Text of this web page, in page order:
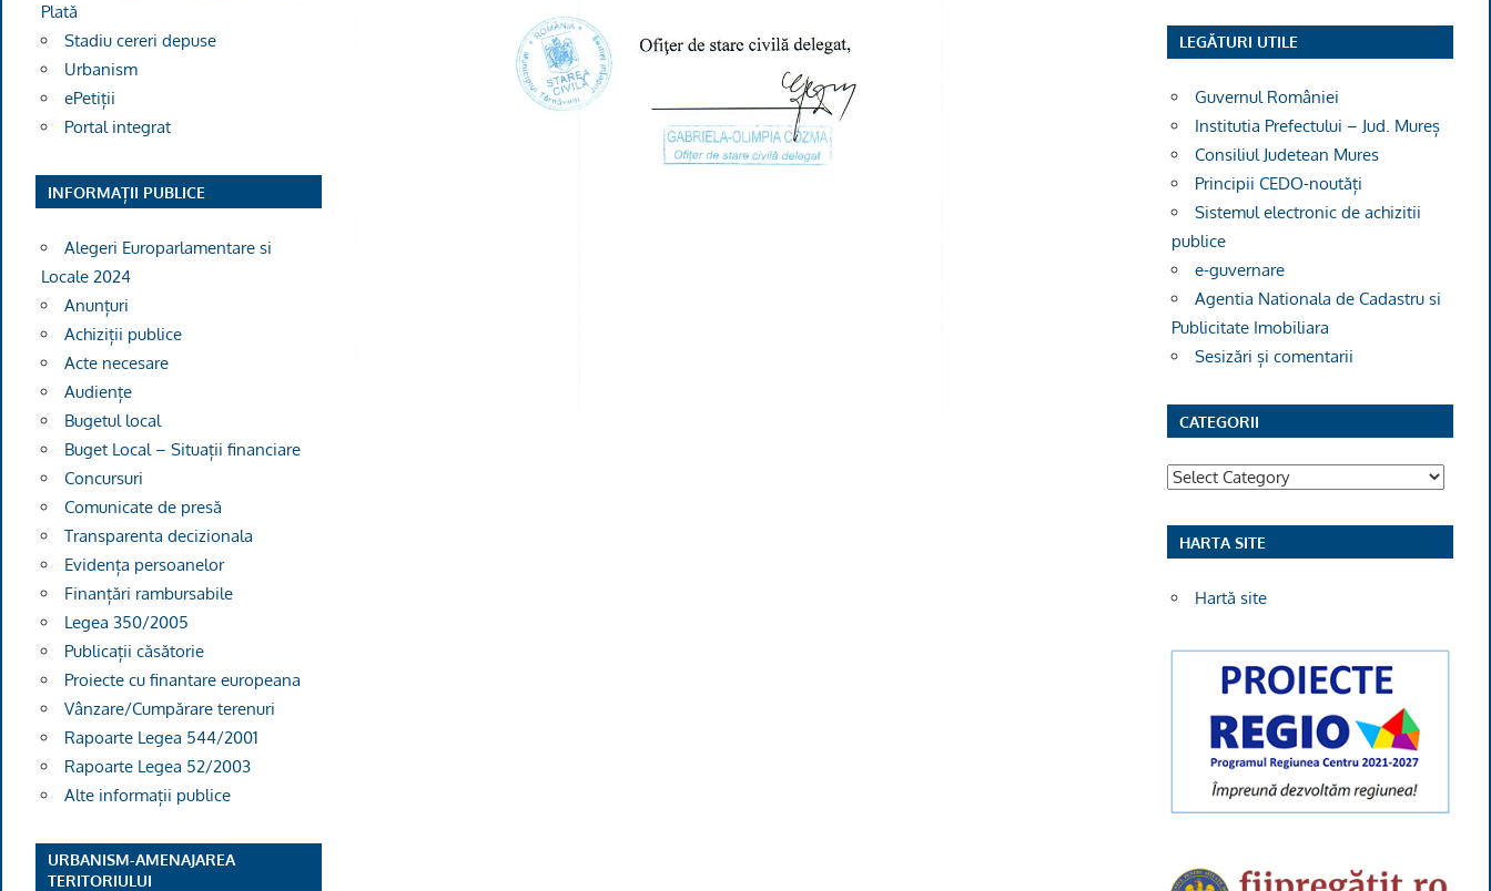
Plată
Stadiu cereri depuse
Urbanism
ePetiții
Portal integrat
INFORMAȚII PUBLICE
Alegeri Europarlamentare si
Locale 2024
Anunțuri
Achiziții publice
Acte necesare
Audiențe
Bugetul local
Buget Local – Situații financiare
Concursuri
Comunicate de presă
Transparenta decizionala
Evidența persoanelor
Finanțări rambursabile
Legea 350/2005
Publicații căsătorie
Proiecte cu finantare europeana
Vânzare/Cumpărare terenuri
Rapoarte Legea 544/2001
Rapoarte Legea 52/2003
Alte informații publice
URBANISM-AMENAJAREA
TERITORIULUI
LEGĂTURI UTILE
Guvernul României
Institutia Prefectului – Jud. Mureș
Consiliul Judetean Mures
Principii CEDO-noutăți
Sistemul electronic de achizitii
publice
e-guvernare
Agentia Nationala de Cadastru si
Publicitate Imobiliara
Sesizări și comentarii
CATEGORII
Categorii
HARTA SITE
Hartă site